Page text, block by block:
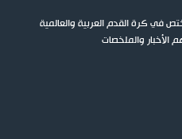
في كرة القدم العربية والعالمية
الأخبار والملخصات